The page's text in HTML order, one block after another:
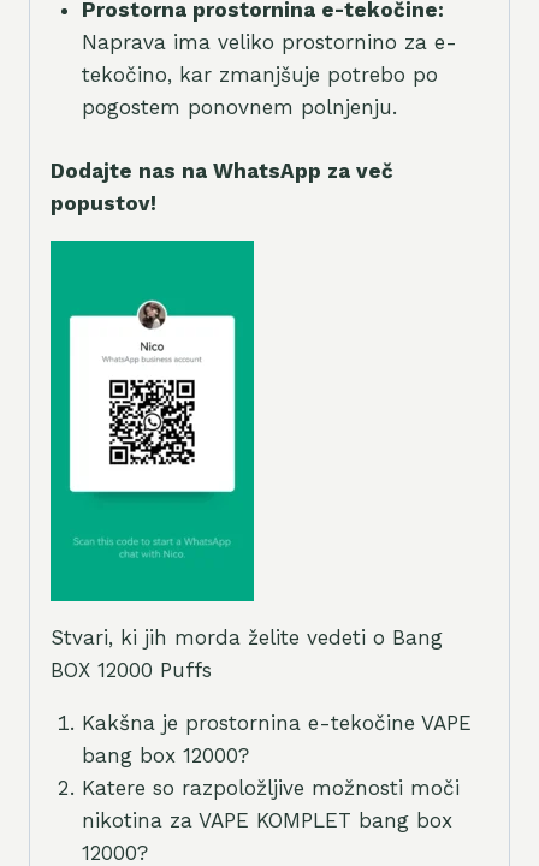
Prostorna prostornina e-tekočine:
Naprava ima veliko prostornino za e-
tekočino, kar zmanjšuje potrebo po
pogostem ponovnem polnjenju.
Dodajte nas na WhatsApp za več
popustov!
Stvari, ki jih morda želite vedeti o Bang
BOX 12000 Puffs
Kakšna je prostornina e-tekočine VAPE
bang box 12000?
Katere so razpoložljive možnosti moči
nikotina za VAPE KOMPLET bang box
12000?